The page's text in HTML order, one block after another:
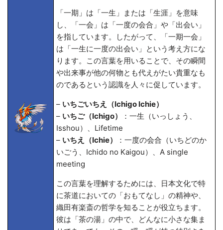
「一期」は「一生」または「生涯」を意味
し、「一会」は「一度の会合」や「出会い」
を指しています。したがって、「一期一会」
は「一生に一度の出会い」という考え方にな
ります。この言葉を用いることで、その瞬間
や出来事が他の何物とも代えがたい貴重なも
のであるという認識を人々に促しています。
– いちごいちえ（Ichigo Ichie）
– いちご（Ichigo）
：一生（いっしょう、
Isshou）、Lifetime
– いちえ（Ichie）
：一度の会合（いちどのか
いごう、Ichido no Kaigou）、A single
meeting
この言葉を理解するためには、日本文化で特
に茶道においての「おもてなし」の精神や、
織田有楽斎の哲学を知ることが役立ちます。
彼は「茶の湯」の中で、どんなに小さな集ま